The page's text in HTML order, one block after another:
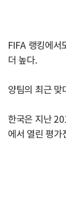
FIFA 랭킹에
더 높다.
양팀의 최근 맞
한국은 지난
에서 열린 평